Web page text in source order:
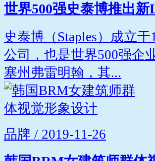
世界500强史泰博推出新
史泰博（Staples）成立
公司，也是世界500强企
塞州弗雷明翰，其...
品牌 / 2019-11-26